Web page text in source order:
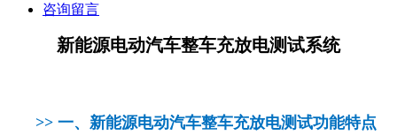
咨询留言
新能源电动汽车整车充放电测试系统
>> 一、 新能源电动汽车整车充放电测试功能特点